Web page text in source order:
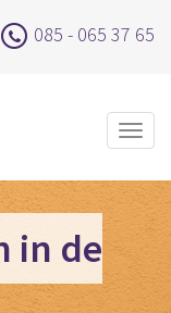
085 - 065 37 65
in de